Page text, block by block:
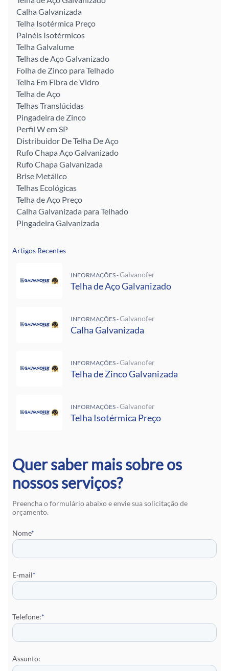
Calha Galvanizada
Telha Isotérmica Preço
Painéis Isotérmicos
Telha Galvalume
Telhas de Aço Galvanizado
Folha de Zinco para Telhado
Telha Em Fibra de Vidro
Telha de Aço
Telhas Translúcidas
Pingadeira de Zinco
Perfil W em SP
Distribuidor De Telha De Aço
Rufo Chapa Aço Galvanizado
Rufo Chapa Galvanizada
Brise Metálico
Telhas Ecológicas
Telha de Aço Preço
Calha Galvanizada para Telhado
Pingadeira Galvanizada
Artigos Recentes
INFORMAÇÕES -Galvanofer
Telha de Aço Galvanizado
INFORMAÇÕES -Galvanofer
Calha Galvanizada
INFORMAÇÕES -Galvanofer
Telha de Zinco Galvanizada
INFORMAÇÕES -Galvanofer
Telha Isotérmica Preço
Quer saber mais sobre os
nossos serviços?
Preencha o formulário abaixo e envie sua solicitação de
orçamento.
Nome*
E-mail*
Telefone:*
Assunto: